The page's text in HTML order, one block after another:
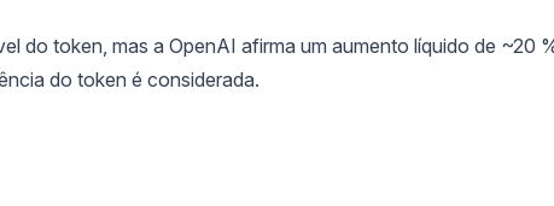
do token, mas a OpenAI afirma um aumento líquido de ~20
do token é considerada.